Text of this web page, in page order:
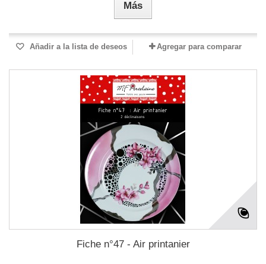
Más
Añadir a la lista de deseos Agregar para comparar
Fiche n°47 - Air printanier